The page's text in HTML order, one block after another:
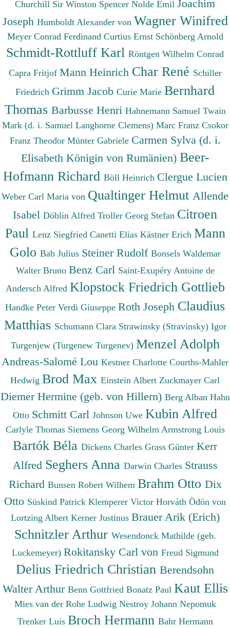
Churchill Sir Winston Spencer Nolde Emil Joachim
Joseph Humboldt Alexander von Wagner Winifred
Meyer Conrad Ferdinand Curtius Ernst Schönberg Arnold
Schmidt-Rottluff Karl Röntgen Wilhelm Conrad
Capra Fritjof Mann Heinrich Char René Schiller
Friedrich Grimm Jacob Curie Marie Bernhard
Thomas Barbusse Henri Hahnemann Samuel Twain
Mark (d. i. Samuel Langhorne Clemens) Marc Franz Csokor
Franz Theodor Münter Gabriele Carmen Sylva (d. i.
Elisabeth Königin von Rumänien) Beer-
Hofmann Richard Böll Heinrich Clergue Lucien
Weber Carl Maria von Qualtinger Helmut Allende
Isabel Döblin Alfred Troller Georg Stefan Citroen
Paul Lenz Siegfried Canetti Elias Kästner Erich Mann
Golo Bab Julius Steiner Rudolf Bonsels Waldemar
Walter Bruno Benz Carl Saint-Exupéry Antoine de
Andersch Alfred Klopstock Friedrich Gottlieb
Handke Peter Verdi Giuseppe Roth Joseph Claudius
Matthias Schumann Clara Strawinsky (Stravinsky) Igor
Turgenjew (Turgenew Turgenev) Menzel Adolph
Andreas-Salomé Lou Kestner Charlotte Courths-Mahler
Hedwig Brod Max Einstein Albert Zuckmayer Carl
Diemer Hermine (geb. von Hillern) Berg Alban Hahn
Otto Schmitt Carl Johnson Uwe Kubin Alfred
Carlyle Thomas Siemens Georg Wilhelm Armstrong Louis
Bartók Béla Dickens Charles Grass Günter Kerr
Alfred Seghers Anna Darwin Charles Strauss
Richard Bunsen Robert Wilhem Brahm Otto Dix
Otto Süskind Patrick Klemperer Victor Horváth Ödön von
Lortzing Albert Kerner Justinus Brauer Arik (Erich)
Schnitzler Arthur Wesendonck Mathilde (geb.
Luckemeyer) Rokitansky Carl von Freud Sigmund
Delius Friedrich Christian Berendsohn
Walter Arthur Benn Gottfried Bonatz Paul Kaut Ellis
Mies van der Rohe Ludwig Nestroy Johann Nepomuk
Trenker Luis Broch Hermann Bahr Hermann